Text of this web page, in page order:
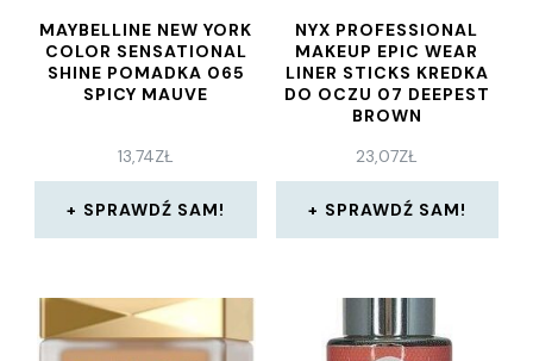
MAYBELLINE NEW YORK
COLOR SENSATIONAL
SHINE POMADKA 065
SPICY MAUVE
13,74ZŁ
SPRAWDŹ SAM!
NYX PROFESSIONAL
MAKEUP EPIC WEAR
LINER STICKS KREDKA
DO OCZU 07 DEEPEST
BROWN
23,07ZŁ
SPRAWDŹ SAM!